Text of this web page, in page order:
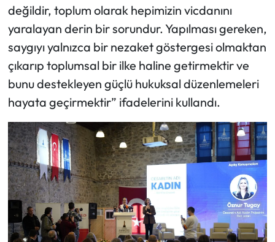
değildir, toplum olarak hepimizin vicdanını
yaralayan derin bir sorundur. Yapılması gereken,
saygıyı yalnızca bir nezaket göstergesi olmaktan
çıkarıp toplumsal bir ilke haline getirmektir ve
bunu destekleyen güçlü hukuksal düzenlemeleri
hayata geçirmektir” ifadelerini kullandı.